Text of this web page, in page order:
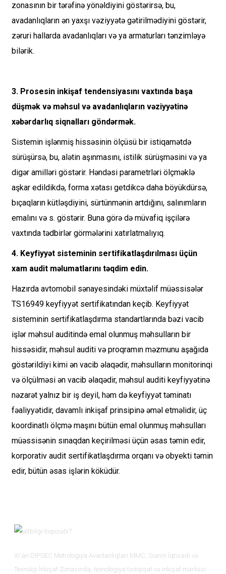
zonasının bir tərəfinə yönəldiyini göstərirsə, bu,
avadanlıqların ən yaxşı vəziyyətə gətirilmədiyini göstərir,
zəruri hallarda avadanlıqları və ya armaturları tənzimləyə
bilərik.
3. Prosesin inkişaf tendensiyasını vaxtında başa
düşmək və məhsul və avadanlıqların vəziyyətinə
xəbərdarlıq siqnalları göndərmək.
Sistemin işlənmiş hissəsinin ölçüsü bir istiqamətdə
sürüşürsə, bu, alətin aşınmasını, istilik sürüşməsini və ya
digər amilləri göstərir. Həndəsi parametrləri ölçməklə
aşkar edildikdə, forma xətası getdikcə daha böyükdürsə,
bıçaqların kütləşdiyini, sürtünmənin artdığını, salınımların
emalını və s. göstərir. Buna görə də müvafiq işçilərə
vaxtında tədbirlər görmələrini xatırlatmalıyıq.
4. Keyfiyyət sisteminin sertifikatlaşdırılması üçün
xam audit məlumatlarını təqdim edin.
Hazırda avtomobil sənayesindəki müxtəlif müəssisələr
TS16949 keyfiyyət sertifikatından keçib. Keyfiyyət
sisteminin sertifikatlaşdırma standartlarında bəzi vacib
işlər məhsul auditində emal olunmuş məhsulların bir
hissəsidir, məhsul auditi və proqramın məzmunu aşağıda
göstərildiyi kimi ən vacib əlaqədir, məhsulların monitorinqi
və ölçülməsi ən vacib əlaqədir, məhsul auditi keyfiyyətinə
nəzarət yalnız bir iş deyil, həm də keyfiyyət təminatı
fəaliyyətidir, davamlı inkişaf prinsipinə əməl etməlidir, üç
koordinatlı ölçmə maşını bütün emal olunmuş məhsulları
müəssisənin sınaqdan keçirilməsi üçün əsas təmin edir,
korporativ audit sertifikatlaşdırma orqanı və obyekti təmin
edir, bütün əsas işlərin köküdür.
Xi'an DIPSEC Metrologiya Avadanlıqları MMC, Sianın İqtisadi və
Texnoloji İnkişaf Zonasında, texnologiya tədqiqat və inkişaf mərkəzi